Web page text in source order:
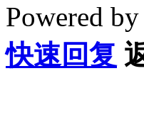
Powered by
快速回复